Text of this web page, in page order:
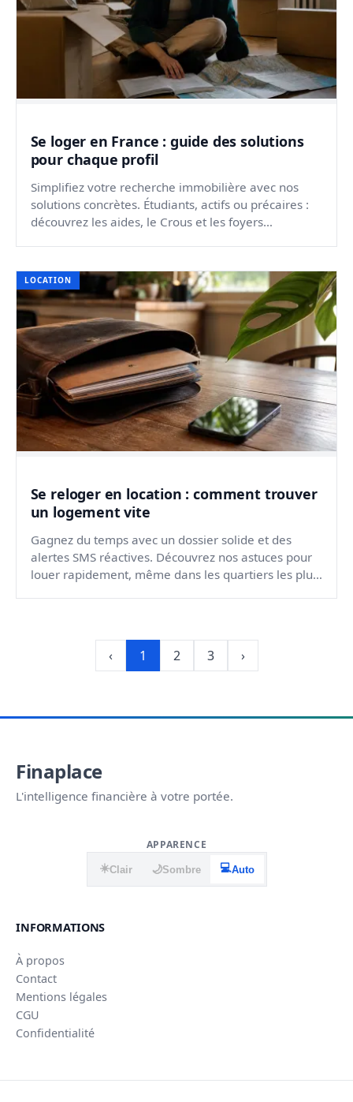
Se loger en France : guide des solutions
pour chaque profil
Simplifiez votre recherche immobilière avec nos
solutions concrètes. Étudiants, actifs ou précaires :
découvrez les aides, le Crous et les foyers
LOCATION
Se reloger en location : comment trouver
un logement vite
Gagnez du temps avec un dossier solide et des
alertes SMS réactives. Découvrez nos astuces pour
louer rapidement, même dans les quartiers les plus
‹ 1 2 3 ›
Finaplace
L'intelligence financière à votre portée.
APPARENCE
☀️Clair 🌙Sombre 💻Auto
INFORMATIONS
À propos
Contact
Mentions légales
CGU
Confidentialité